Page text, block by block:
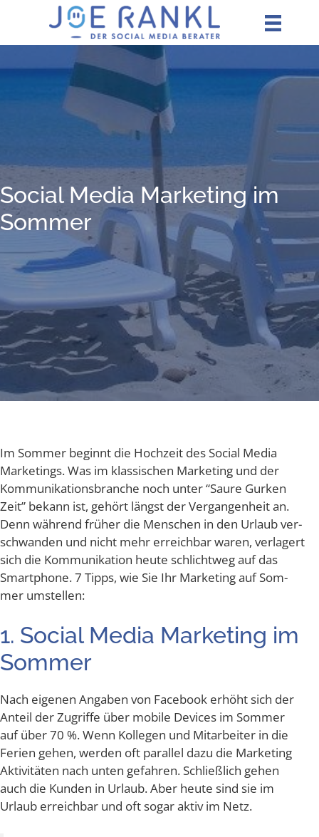
springen
Social Media Mar­ke­ting im
Sommer
Im Som­mer beginnt die Hoch­zeit des Social Media
Mar­ke­tings. Was im klas­si­schen Mar­ke­ting und der
Kom­mu­ni­ka­ti­ons­bran­che noch unter “Sau­re Gur­ken
Zeit” bekann ist, gehört längst der Ver­gan­gen­heit an.
Denn wäh­rend frü­her die Men­schen in den Urlaub ver­
schwan­den und nicht mehr erreich­bar waren, ver­la­gert
sich die Kom­mu­ni­ka­ti­on heu­te schlicht­weg auf das
Smart­phone. 7 Tipps, wie Sie Ihr Mar­ke­ting auf Som­
mer umstellen:
1. Social Media Mar­ke­ting im
Sommer
Nach eige­nen Anga­ben von Face­book erhöht sich der
Anteil der Zugrif­fe über mobi­le Devices im Som­mer
auf über 70 %. Wenn Kol­le­gen und Mit­ar­bei­ter in die
Feri­en gehen, wer­den oft par­al­lel dazu die Mar­ke­ting
Akti­vi­tä­ten nach unten gefah­ren. Schließ­lich gehen
auch die Kun­den in Urlaub. Aber heu­te sind sie im
Urlaub erreich­bar und oft sogar aktiv im Netz.